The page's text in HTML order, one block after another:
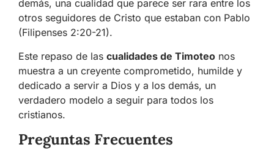
demás, una cualidad que parece ser rara entre los
otros seguidores de Cristo que estaban con Pablo
(Filipenses 2:20-21).
Este repaso de las cualidades de Timoteo nos
muestra a un creyente comprometido, humilde y
dedicado a servir a Dios y a los demás, un
verdadero modelo a seguir para todos los
cristianos.
Preguntas Frecuentes